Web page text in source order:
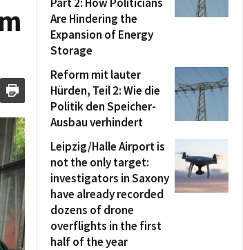
Are Hindering the
Expansion of Energy
Storage
Reform mit lauter
Hürden, Teil 2: Wie die
Politik den Speicher-
Ausbau verhindert
Leipzig/Halle Airport is
not the only target:
investigators in Saxony
have already recorded
dozens of drone
overflights in the first
half of the year